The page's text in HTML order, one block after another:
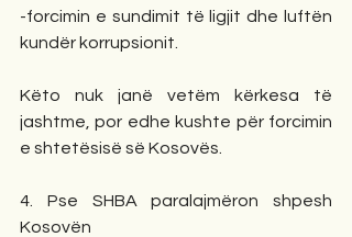
-forcimin e sundimit të ligjit dhe luftën
kundër korrupsionit.
Këto nuk janë vetëm kërkesa të
jashtme, por edhe kushte për forcimin
e shtetësisë së Kosovës.
4. Pse SHBA paralajmëron shpesh
Kosovën